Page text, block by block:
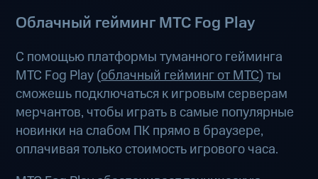
Облачный гейминг МТС Fog Play
С помощью платформы туманного гейминга
МТС Fog Play (облачный гейминг от МТС) ты
сможешь подключаться к игровым серверам
мерчантов, чтобы играть в самые популярные
новинки на слабом ПК прямо в браузере,
оплачивая только стоимость игрового часа.